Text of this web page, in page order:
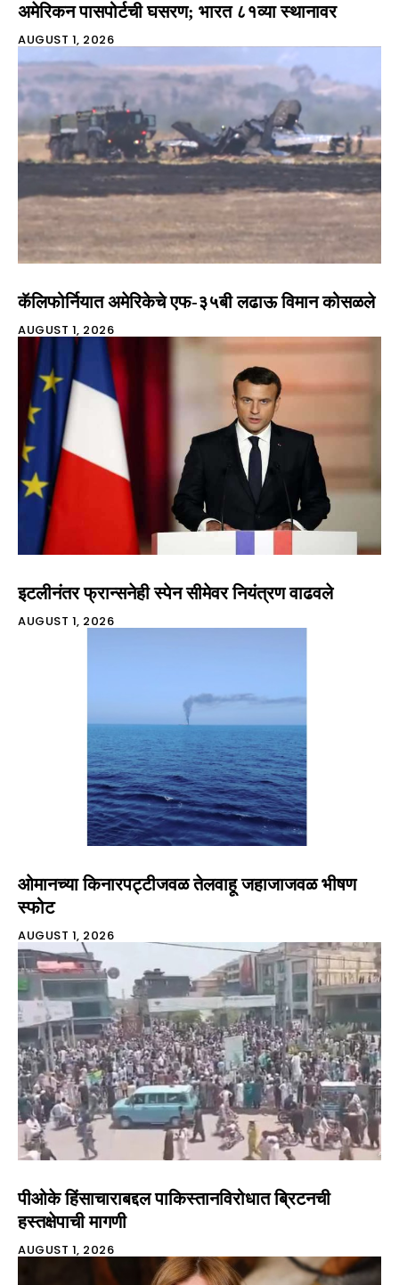
अमेरिकन पासपोर्टची घसरण; भारत ८१व्या स्थानावर
AUGUST 1, 2026
कॅलिफोर्नियात अमेरिकेचे एफ-३५बी लढाऊ विमान कोसळले
AUGUST 1, 2026
इटलीनंतर फ्रान्सनेही स्पेन सीमेवर नियंत्रण वाढवले
AUGUST 1, 2026
ओमानच्या किनारपट्टीजवळ तेलवाहू जहाजाजवळ भीषण
स्फोट
AUGUST 1, 2026
पीओके हिंसाचाराबद्दल पाकिस्तानविरोधात ब्रिटनची
हस्तक्षेपाची मागणी
AUGUST 1, 2026